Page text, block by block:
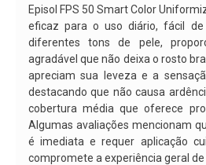
Episol FPS 50 Smart Color
eficaz para o uso diário, fácil
diferentes tons de pele,
agradável que não deixa o rosto
apreciam sua leveza e a
destacando que não causa
cobertura média que oferece
Algumas avaliações mencionam
é imediata e requer aplicação
compromete a experiência geral de